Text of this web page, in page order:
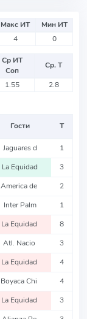
Макс ИТ
Мин ИТ
4 0
Ср ИТ
Соп
Ср. Т
1.55 2.8
Гости Т
Jaguares d 1
La Equidad 3
America de 2
Inter Palm 1
La Equidad 8
Atl. Nacio 3
La Equidad 4
Boyaca Chi 4
La Equidad 3